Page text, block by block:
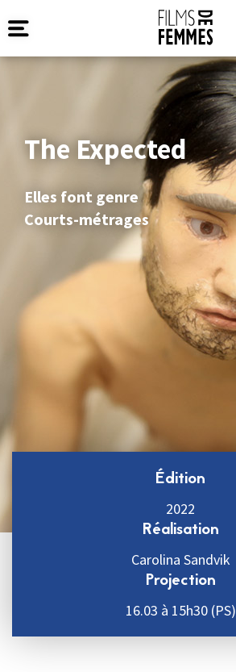
The Expected
Elles font genre
Courts-métrages
Édition
2022
Réalisation
Carolina Sandvik
Projection
16.03 à 15h30 (PS)